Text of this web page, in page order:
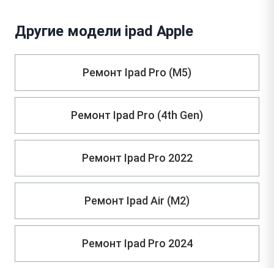
Другие модели ipad Apple
Ремонт Ipad Pro (M5)
Ремонт Ipad Pro (4th Gen)
Ремонт Ipad Pro 2022
Ремонт Ipad Air (M2)
Ремонт Ipad Pro 2024